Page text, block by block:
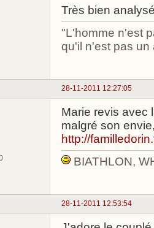
Très bien
"L'homme n'est
qu'il n'est pas
28-11-2011 12:27:05
Marie revis avec
malgré son
http://
BIATHLON,
28-11-2011 12:53:54